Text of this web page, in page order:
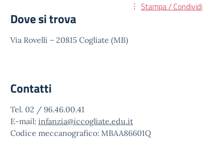
Stampa / Condividi
Dove si trova
Via Rovelli – 20815 Cogliate (MB)
Contatti
Tel. 02 / 96.46.00.41
E-mail: infanzia@iccogliate.edu.it
Codice meccanografico: MBAA86601Q